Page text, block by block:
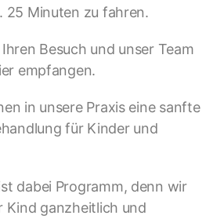
25 Minuten zu fahren.
Besuch und unser Team
empfangen.
in unsere Praxis eine sanfte
für Kinder und
dabei Programm, denn wir
Kind ganzheitlich und